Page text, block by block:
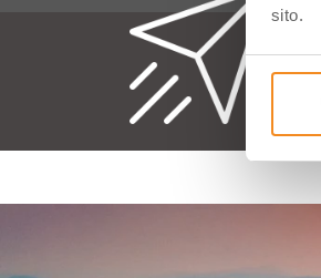
sito.